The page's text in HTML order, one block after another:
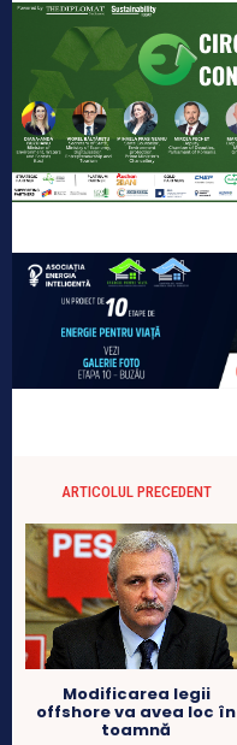
ARTICOLUL PRECEDENT
Modificarea legii
offshore va avea loc în
toamnă